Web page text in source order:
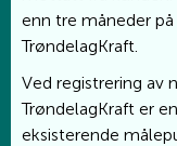
enn tre måneder
TrøndelagKraft.
Ved registrering av
TrøndelagKraft er
eksisterende